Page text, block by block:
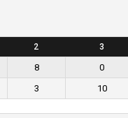
2 3
8 0
3 10